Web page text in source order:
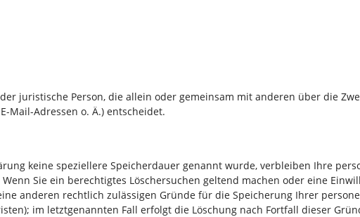
juristische Person, die allein oder gemeinsam mit anderen über die
Mail-Adressen o. Ä.) entscheidet.
keine speziellere Speicherdauer genannt wurde, verbleiben Ihre
Sie ein berechtigtes Löschersuchen geltend machen oder eine
anderen rechtlich zulässigen Gründe für die Speicherung Ihrer
im letztgenannten Fall erfolgt die Löschung nach Fortfall dieser